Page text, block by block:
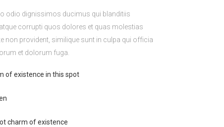
odio dignissimos ducimus qui blanditiis
corrupti quos dolores et quas molestias
non provident, similique sunt in culpa qui officia
et dolorum fuga.
of existence in this spot
charm of existence